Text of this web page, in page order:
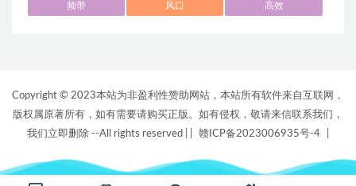
频带 风口 高效
Copyright © 2023本站为非盈利性赞助网站，本站所有软件来自互联网，
版权属原著所有，如有需要请购买正版。如有侵权，敬请来信联系我们，
我们立即删除 --All rights reserved |
赣ICP备2023006935号-4